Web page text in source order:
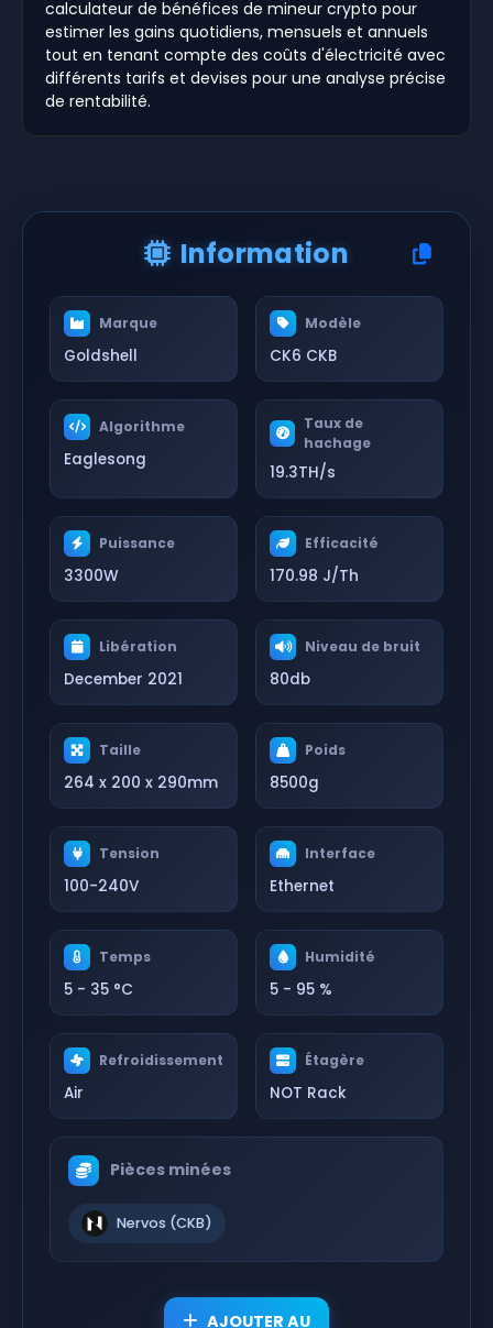
calculateur de bénéfices de mineur crypto pour
estimer les gains quotidiens, mensuels et annuels
tout en tenant compte des coûts d'électricité avec
différents tarifs et devises pour une analyse précise
de rentabilité.
Information
Marque
Goldshell
Modèle
CK6 CKB
Algorithme
Eaglesong
Taux de
hachage
19.3TH/s
Puissance
3300W
Efficacité
170.98 J/Th
Libération
December 2021
Niveau de bruit
80db
Taille
264 x 200 x 290mm
Poids
8500g
Tension
100-240V
Interface
Ethernet
Temps
5 - 35 °C
Humidité
5 - 95 %
Refroidissement
Air
Étagère
NOT Rack
Pièces minées
Nervos (CKB)
AJOUTER AU